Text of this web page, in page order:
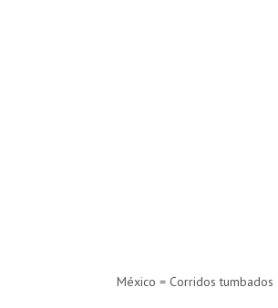
México = Corridos tumbados